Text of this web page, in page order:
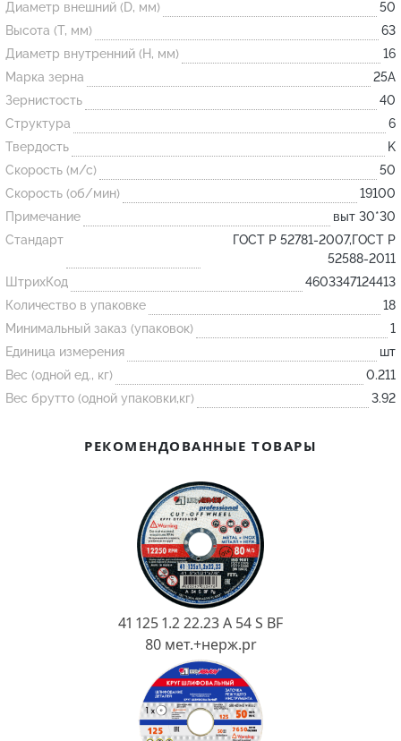
Огнеупорные
изделия
Скачать каталог
Тигель
Муфель
Черпак
Шербер
Трубка
Стержень
Пробка
Подставка
Лодочка
Контакт
Желоб
Диаметр внешний (D, мм)
50
Высота (T, мм)
63
Диаметр внутренний (H, мм)
16
Марка зерна
25А
Зернистость
40
Структура
6
Твердость
K
Скорость (м/с)
50
Скорость (об/мин)
19100
Примечание
выт 30*30
Стандарт
ГОСТ Р 52781-2007,ГОСТ Р
52588-2011
ШтрихКод
4603347124413
Количество в упаковке
18
Минимальный заказ (упаковок)
1
Единица измерения
шт
Вес (одной ед., кг)
0.211
Вес брутто (одной упаковки,кг)
3.92
РЕКОМЕНДОВАННЫЕ ТОВАРЫ
41 125 1.2 22.23 A 54 S BF
80 мет.+нерж.pr